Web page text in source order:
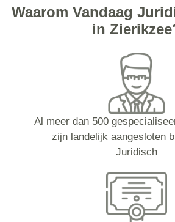
Waarom Vandaag
in
Al meer dan 500
zijn landelijk aangesloten
Juridisch